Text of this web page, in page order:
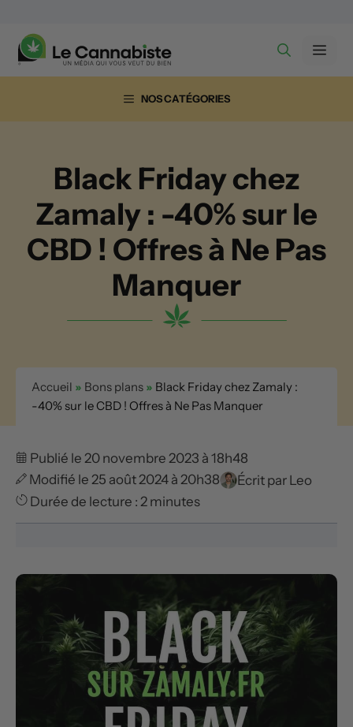
contenu
NOS CATÉGORIES
Black Friday chez
Zamaly : -40% sur le
CBD ! Offres à Ne Pas
Manquer
Accueil » Bons plans » Black Friday chez Zamaly :
-40% sur le CBD ! Offres à Ne Pas Manquer
Publié le 20 novembre 2023 à 18h48
Modifié le 25 août 2024 à 20h38
Écrit par Leo
Durée de lecture : 2 minutes